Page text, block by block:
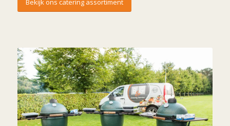
Bekijk ons catering assortiment